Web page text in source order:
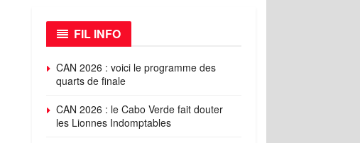
FIL INFO
CAN 2026 : voici le programme des
quarts de finale
CAN 2026 : le Cabo Verde fait douter
les Lionnes Indomptables